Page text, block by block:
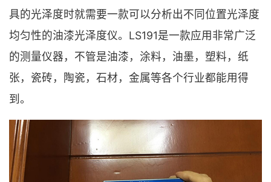
具的光泽度时就需要一款可以分析出不同位置光泽度
均匀性的油漆光泽度仪。LS191是一款应用非常广泛
的测量仪器，不管是油漆，涂料，油墨，塑料，纸
张，瓷砖，陶瓷，石材，金属等各个行业都能用得
到。